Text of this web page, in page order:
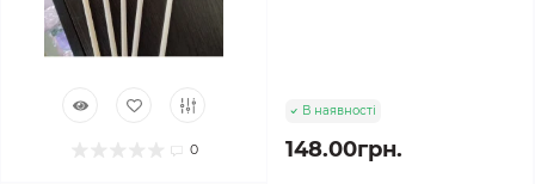
0
В наявності
148.00грн.